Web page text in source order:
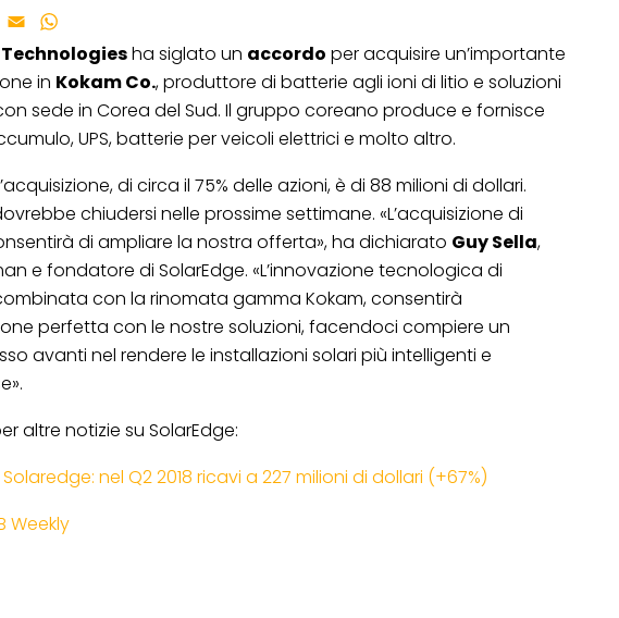
Twitter
Email
ha siglato un accordo per acquisire un’importante
in Kokam Co., produttore di batterie agli ioni di litio e soluzioni
sede in Corea del Sud. Il gruppo coreano produce e fornisce
UPS, batterie per veicoli elettrici e molto altro.
di circa il 75% delle azioni, è di 88 milioni di dollari.
chiudersi nelle prossime settimane. «L’acquisizione di
di ampliare la nostra offerta», ha dichiarato Guy Sella,
e fondatore di SolarEdge. «L’innovazione tecnologica di
con la rinomata gamma Kokam, consentirà
perfetta con le nostre soluzioni, facendoci compiere un
avanti nel rendere le installazioni solari più intelligenti e
altre notizie su SolarEdge:
nel Q2 2018 ricavi a 227 milioni di dollari (+67%)